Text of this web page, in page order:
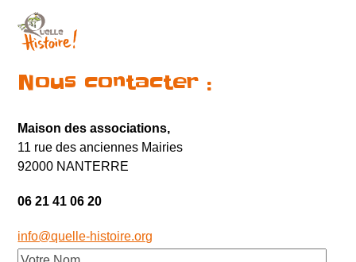
content
Open
mobile
menu
Close
mobile
menu
Nous contacter :
Maison des associations,
11 rue des anciennes Mairies
92000 NANTERRE
06 21 41 06 20
info@quelle-histoire.org